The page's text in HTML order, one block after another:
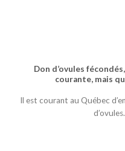
Don d’ovules
courante, mais
Il est courant au Québec